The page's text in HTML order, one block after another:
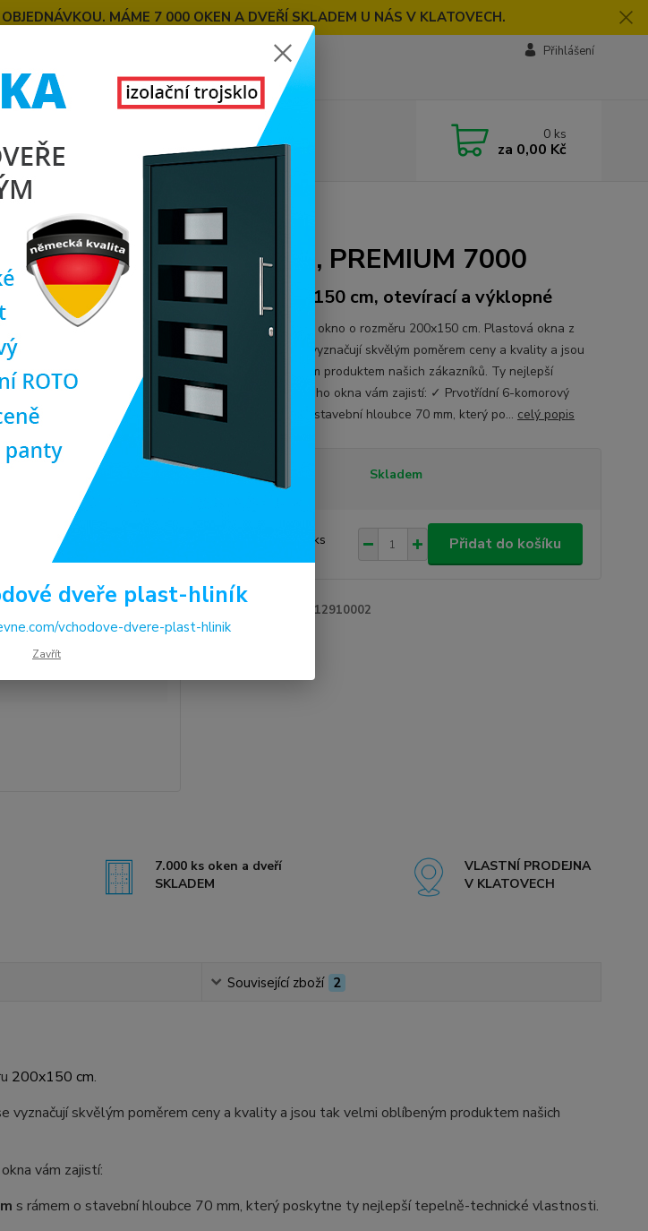
MÁME 7 000 OKEN A DVEŘÍ SKLADEM U NÁS V KLATOVECH.
Přihlášení
0 ks
za 0,00 Kč
180x150 cm, trojkřídlé, bílé, PREMIUM 7000
cm, trojkřídlé, bílé, PREMIUM 7000
rozměr 180x150 cm, otevírací a výklopné
Trojkřídlé plastové okno o rozměru 200x150 cm. Plastová okna z
řady PREMIUM se vyznačují skvělým poměrem ceny a kvality a jsou
tak velmi oblíbeným produktem našich zákazníků. Ty nejlepší
vlastnosti plastového okna vám zajistí: ✓ Prvotřídní 6-komorový
systém s rámem o stavební hloubce 70 mm, který po... celý popis
Dostupnost Skladem
ks Přidat do košíku
10112910002
7.000 ks oken a dveří
SKLADEM
VLASTNÍ PRODEJNA
V KLATOVECH
Související zboží 2
200x150 cm.
vyznačují skvělým poměrem ceny a kvality a jsou tak velmi oblíbeným produktem našich
vám zajistí:
s rámem o stavební hloubce 70 mm, který poskytne ty nejlepší tepelně-technické vlastnosti.
dveře plast-hliník
vchodove-dvere-plast-hlinik
Zavřít